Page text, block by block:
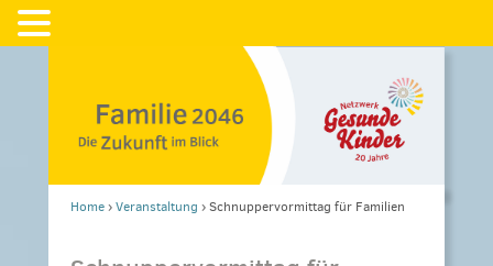
Home›Veranstaltung ›Schnuppervormittag für Familien